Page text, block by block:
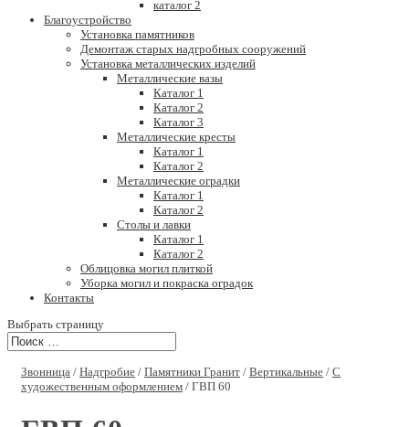
каталог 2
Благоустройство
Установка памятников
Демонтаж старых надгробных сооружений
Установка металлических изделий
Металлические вазы
Каталог 1
Каталог 2
Каталог 3
Металлические кресты
Каталог 1
Каталог 2
Металлические оградки
Каталог 1
Каталог 2
Столы и лавки
Каталог 1
Каталог 2
Облицовка могил плиткой
Уборка могил и покраска оградок
Контакты
Выбрать страницу
Звонница / Надгробие / Памятники Гранит / Вертикальные / С
художественным оформлением / ГВП 60